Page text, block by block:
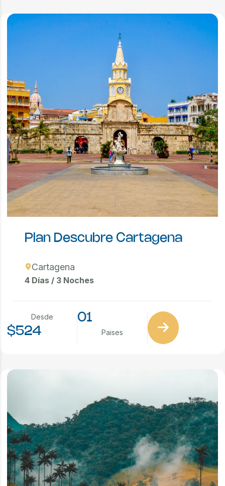
Plan Descubre Cartagena
Cartagena
4 Días / 3 Noches
Desde
$524
01
Paises